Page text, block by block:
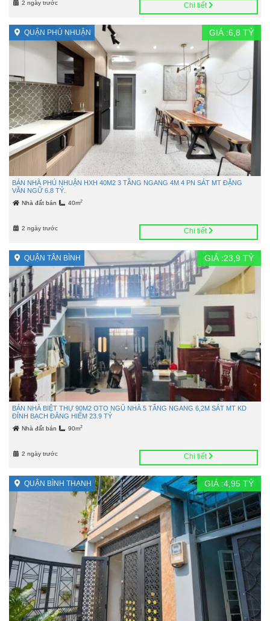
2 ngày trước Chi tiết
QUẬN PHÚ NHUẬN GIÁ :6,8 TỶ
BÁN NHÀ PHÚ NHUẬN HXH 40M2 3 TẦNG NGANG 4M 4 PN SÁT MT ĐẶNG
VĂN NGỮ 6.8 TỶ.
Nhà đất bán 40m2
2 ngày trước Chi tiết
QUẬN TÂN BÌNH GIÁ :23,9 TỶ
BÁN NHÀ BIỆT THỰ 90M2 OTO NGỦ NHÀ 5 TẦNG NGANG 6,2M SÁT MT KD
ĐỈNH BẠCH ĐẰNG HIẾM 23.9 TỶ
Nhà đất bán 90m2
2 ngày trước Chi tiết
QUẬN BÌNH THẠNH GIÁ :4,95 TỶ